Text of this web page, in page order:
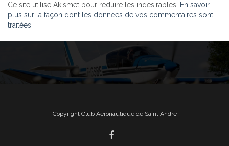
Ce site utilise Akismet pour réduire les indésirables.
En savoir
plus sur la façon dont les données de vos commentaires sont
traitées
Copyright Club Aéronautique de Saint André